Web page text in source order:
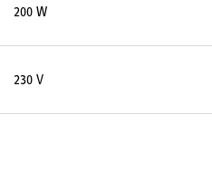
200 W
230 V